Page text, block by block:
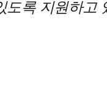
도록 지원하고